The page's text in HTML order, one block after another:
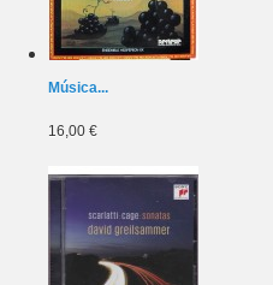
Música...
16,00 €